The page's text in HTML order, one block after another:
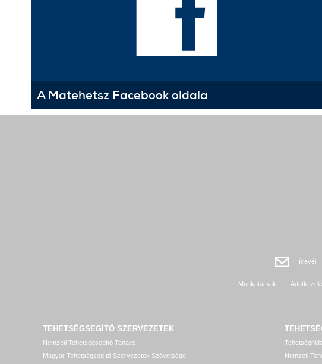
A Matehetsz Facebook oldala
Hírlevél
Munkatársak
TEHETSÉGSEGÍTŐ SZERVEZETEK
Nemzeti Tehetségsegítő Tanács
Magyar Tehetségsegítő Szervezetek Szövetsége
Nemzeti